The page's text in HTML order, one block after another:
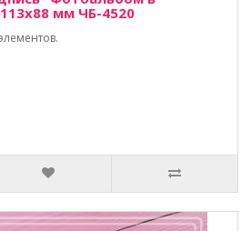
мм ЧБ-4520